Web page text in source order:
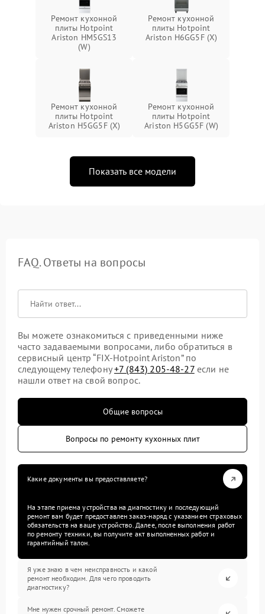
Ремонт кухонной
плиты Hotpoint
Ariston HM5GS13
(W)
Ремонт кухонной
плиты Hotpoint
Ariston H6GG5F (X)
Ремонт кухонной
плиты Hotpoint
Ariston H5GG5F (X)
Ремонт кухонной
плиты Hotpoint
Ariston H5GG5F (W)
Показать все модели
FAQ. Ответы на вопросы
Вы можете ознакомиться с приведенными ниже
часто задаваемыми вопросами, либо обратиться в
сервисный центр “FIX-Hotpoint Ariston” по
следующему телефону+7 (843) 205-48-27если не
нашли ответ на свой вопрос.
Общие вопросы
Вопросы по ремонту кухонных плит
Какие документы вы предоставляете?
На этапе приема устройства на диагностику и последующий
ремонт вам будет предоставлен заказ-наряд с указанием страховых
обязательств на ваше устройство. Далее, после выполнения работ
по ремонту техники, вы получите акт выполненных работ и
гарантийный талон.
Я уже знаю в чем неисправность и какой
ремонт необходим. Для чего проводить
диагностику?
Мне нужен срочный ремонт. Сможете